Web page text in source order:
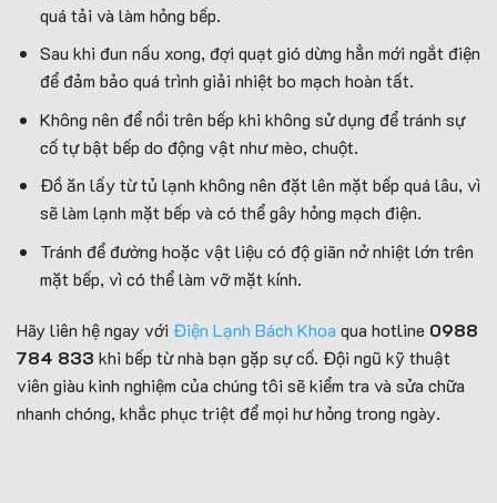
quá tải và làm hỏng bếp.
Sau khi đun nấu xong, đợi quạt gió dừng hẳn mới ngắt điện
để đảm bảo quá trình giải nhiệt bo mạch hoàn tất.
Không nên để nồi trên bếp khi không sử dụng để tránh sự
cố tự bật bếp do động vật như mèo, chuột.
Đồ ăn lấy từ tủ lạnh không nên đặt lên mặt bếp quá lâu, vì
sẽ làm lạnh mặt bếp và có thể gây hỏng mạch điện.
Tránh để đường hoặc vật liệu có độ giãn nở nhiệt lớn trên
mặt bếp, vì có thể làm vỡ mặt kính.
Hãy liên hệ ngay với Điện Lạnh Bách Khoa qua hotline 0988
784 833 khi bếp từ nhà bạn gặp sự cố. Đội ngũ kỹ thuật
viên giàu kinh nghiệm của chúng tôi sẽ kiểm tra và sửa chữa
nhanh chóng, khắc phục triệt để mọi hư hỏng trong ngày.